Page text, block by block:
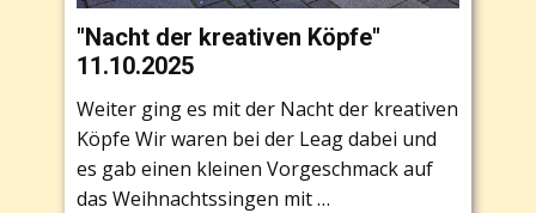
"Nacht der kreativen Köpfe"
11.10.2025
Weiter ging es mit der Nacht der kreativen
Köpfe Wir waren bei der Leag dabei und
es gab einen kleinen Vorgeschmack auf
das Weihnachtssingen mit …